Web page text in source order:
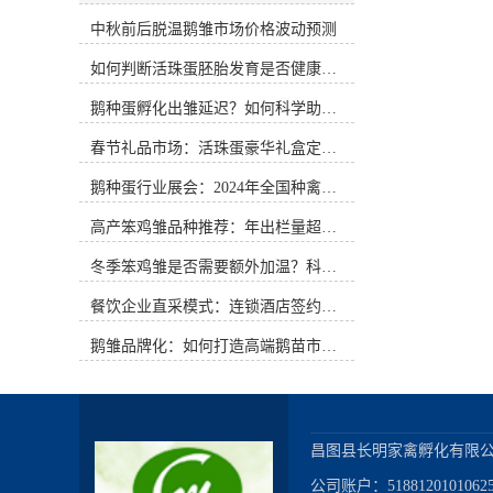
在清洁的浅水塘内进行放水，开端时
刻要短，路要近。6、防治疾病。雏
勤换勤晒，料槽每周用碱水刷1次，
瘟。常见问答：问：怎么调整孵化机
进步出雏质量?答：在操控好很合适孵
化机运转的环境条件后，假如孵化机
内不同方位的种蛋温度还有不同，可
以尝试做以下调整，进步出雏均匀
度。箱体机，在孵化12天左右时，可
位之间相互换位，3、4车位之间相互
的出雏陕慢不一致。巷道机，可以在
1～4车位的上、下方位装置挡风板，
意图是挡住上、下的风，让更多的风
步出雏。众所周知，空气交流在孵化
过程中是一个至关重要的目标。为了
风味的食品正悄然迎来新的发展机
遇。活珠蛋，这一源自江南民间的特
涵，在年节礼品市场中展现出前所未
有的潜力。如何通过创新的礼盒包装
设计，让这一传统美食突破地域限
制，成为年节馈赠的新选择，是当前
值得深入探讨的课题。文化内涵与情
感联结：包装设计的核心基石活珠蛋
并非普通的食品，它承载着特定地域
的饮食记忆与文化传承。其制作工艺
间把握，才能在蛋内形成半胚胎化的
特殊状态。这种独特的制作过程本身
就蕴含着匠心与传统的温度。在礼盒
包装设计中，应当深入挖掘这一文化
内涵，将其转化为视觉语言与情感联
味的图案元素，如 subtle 的水波纹、
亭台楼阁剪影或传统花鸟图案，营造
中秋前后脱温鹅雏市场价格波动预测
如何判断活珠蛋胚胎发育是否健康？照蛋操作指南
鹅种蛋孵化出雏延迟？如何科学助产提高成活率？
春节礼品市场：活珠蛋豪华礼盒定价与渠道策略
鹅种蛋行业展会：2024年全国种禽博览会预告
高产笨鸡雏品种推荐：年出栏量超万只的鸡种
冬季笨鸡雏是否需要额外加温？科学数据解析
餐饮企业直采模式：连锁酒店签约脱温大种鹅雏供应商
鹅雏品牌化：如何打造高端鹅苗市场？
昌图县长明家禽孵化有限
公司账户：